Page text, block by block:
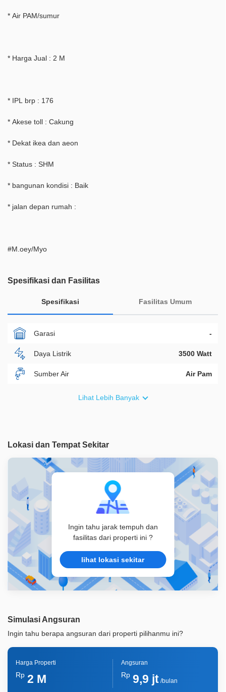
* Air PAM/sumur
* Harga Jual : 2 M
* IPL brp : 176
* Akese toll : Cakung
* Dekat ikea dan aeon
* Status : SHM
* bangunan kondisi : Baik
* jalan depan rumah :
#M.oey/Myo
Spesifikasi dan Fasilitas
Spesifikasi Fasilitas Umum
Garasi -
Daya Listrik 3500 Watt
Sumber Air Air Pam
Lihat Lebih Banyak
Lokasi dan Tempat Sekitar
Ingin tahu jarak tempuh dan
fasilitas dari properti ini ?
lihat lokasi sekitar
Simulasi Angsuran
Ingin tahu berapa angsuran dari properti pilihanmu ini?
Harga Properti
Rp 2 M
Angsuran
Rp 9,9 jt/bulan